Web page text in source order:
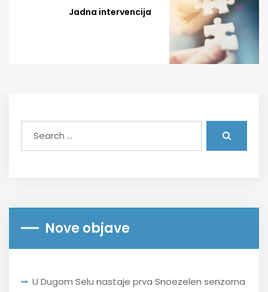
Jadna intervencija
Nove objave
U Dugom Selu nastaje prva Snoezelen senzorna